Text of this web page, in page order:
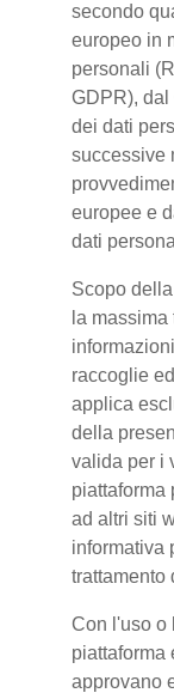
secondo
europeo in
personali
GDPR),
dei dati
successive
europee e
dati
Scopo
la
raccoglie
applica
della
valida per i
piattaforma
ad altri siti
informativa
trattamento
Con l'uso o
piattaforma
approvano